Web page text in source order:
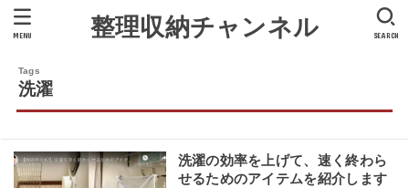
整理収納チャンネル SEARCH
MENU
洗濯
洗濯の効率を上げて、速く終わら
せるためのアイテムを紹介します